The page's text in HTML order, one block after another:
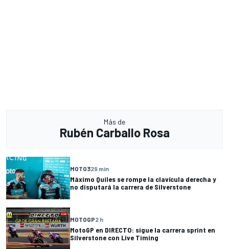
Más de
Rubén Carballo Rosa
MOTO329 min
Máximo Quiles se rompe la clavícula derecha y
no disputará la carrera de Silverstone
MOTOGP2 h
MotoGP en DIRECTO: sigue la carrera sprint en
Silverstone con Live Timing